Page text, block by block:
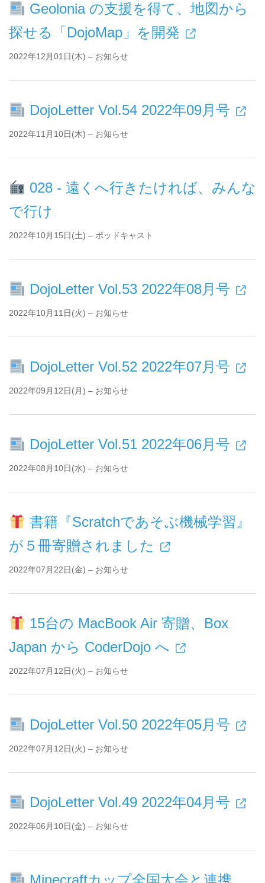
Geolonia の支援を得て、地図から
探せる「DojoMap」を開発
2022年12月01日(木) – お知らせ
DojoLetter Vol.54 2022年09月号
2022年11月10日(木) – お知らせ
028 - 遠くへ行きたければ、みんな
で行け
2022年10月15日(土) – ポッドキャスト
DojoLetter Vol.53 2022年08月号
2022年10月11日(火) – お知らせ
DojoLetter Vol.52 2022年07月号
2022年09月12日(月) – お知らせ
DojoLetter Vol.51 2022年06月号
2022年08月10日(水) – お知らせ
書籍『Scratchであそぶ機械学習』
が５冊寄贈されました
2022年07月22日(金) – お知らせ
15台の MacBook Air 寄贈、Box
Japan から CoderDojo へ
2022年07月12日(火) – お知らせ
DojoLetter Vol.50 2022年05月号
2022年07月12日(火) – お知らせ
DojoLetter Vol.49 2022年04月号
2022年06月10日(金) – お知らせ